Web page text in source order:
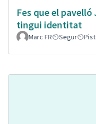
Fes que el
tingui identitat
Marc FR Segur